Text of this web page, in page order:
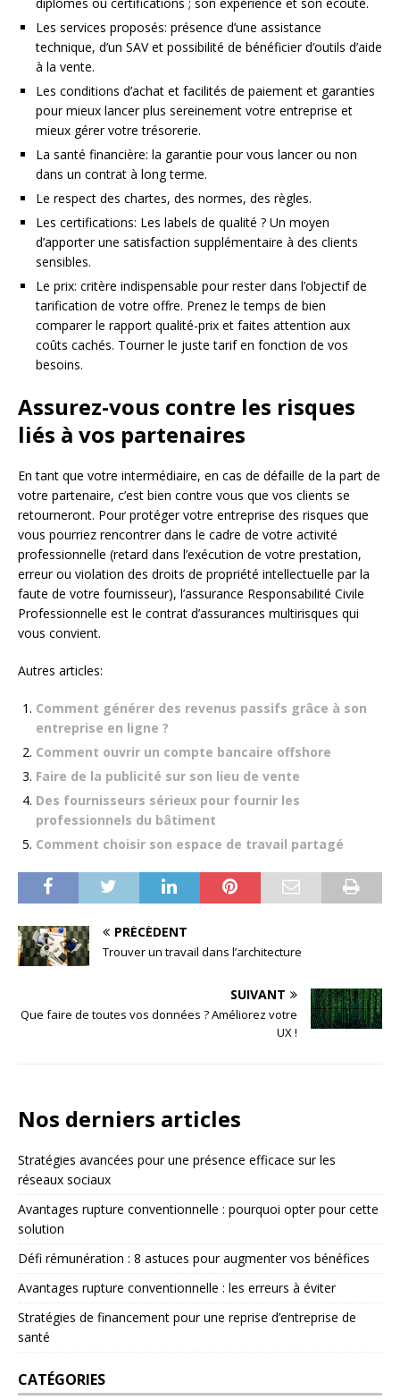
Les services proposés: présence d’une assistance
technique, d’un SAV et possibilité de bénéficier d’outils d’aide
à la vente.
Les conditions d’achat et facilités de paiement et garanties
pour mieux lancer plus sereinement votre entreprise et
mieux gérer votre trésorerie.
La santé financière: la garantie pour vous lancer ou non
dans un contrat à long terme.
Le respect des chartes, des normes, des règles.
Les certifications: Les labels de qualité ? Un moyen
d’apporter une satisfaction supplémentaire à des clients
sensibles.
Le prix: critère indispensable pour rester dans l’objectif de
tarification de votre offre. Prenez le temps de bien
comparer le rapport qualité-prix et faites attention aux
coûts cachés. Tourner le juste tarif en fonction de vos
besoins.
Assurez-vous contre les risques
liés à vos partenaires
En tant que votre intermédiaire, en cas de défaille de la part de
votre partenaire, c’est bien contre vous que vos clients se
retourneront. Pour protéger votre entreprise des risques que
vous pourriez rencontrer dans le cadre de votre activité
professionnelle (retard dans l’exécution de votre prestation,
erreur ou violation des droits de propriété intellectuelle par la
faute de votre fournisseur), l’assurance Responsabilité Civile
Professionnelle est le contrat d’assurances multirisques qui
vous convient.
Autres articles:
Comment générer des revenus passifs grâce à son
entreprise en ligne ?
Comment ouvrir un compte bancaire offshore
Faire de la publicité sur son lieu de vente
Des fournisseurs sérieux pour fournir les
professionnels du bâtiment
Comment choisir son espace de travail partagé
PRÉCÉDENT
Trouver un travail dans l’architecture
SUIVANT
Que faire de toutes vos données ? Améliorez votre
UX !
Nos derniers articles
Stratégies avancées pour une présence efficace sur les
réseaux sociaux
Avantages rupture conventionnelle : pourquoi opter pour cette
solution
Défi rémunération : 8 astuces pour augmenter vos bénéfices
Avantages rupture conventionnelle : les erreurs à éviter
Stratégies de financement pour une reprise d’entreprise de
santé
CATÉGORIES